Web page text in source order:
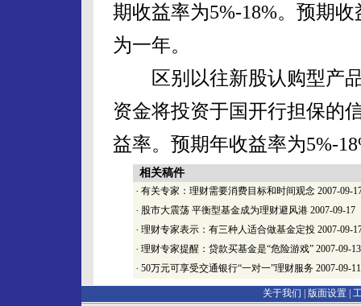
期收益率为5%-18%。预期
为一年。
区别以往新股认购型产品
资金将投资于国开行担保的
益率。预期年收益率为5%-
相关稿件
· 有关专家：理财需要消费目标和时间观念 2007-09-
· 股市大震荡 平衡型基金成为理财避风港 2007-09-17
· 理财专家表示：有三种人适合做基金定投 2007-09-
· 理财专家提醒：贷款买基金是“危险游戏” 2007-09-13
· 50万元可享受交通银行“一对一”理财服务 2007-09-11
关于我们 | 版面设置